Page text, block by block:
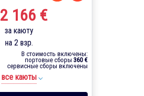
2 166 €
за каюту
на 2 взр.
В стоимость включены:
портовые сборы 360 €
сервисные сборы включены
все каюты